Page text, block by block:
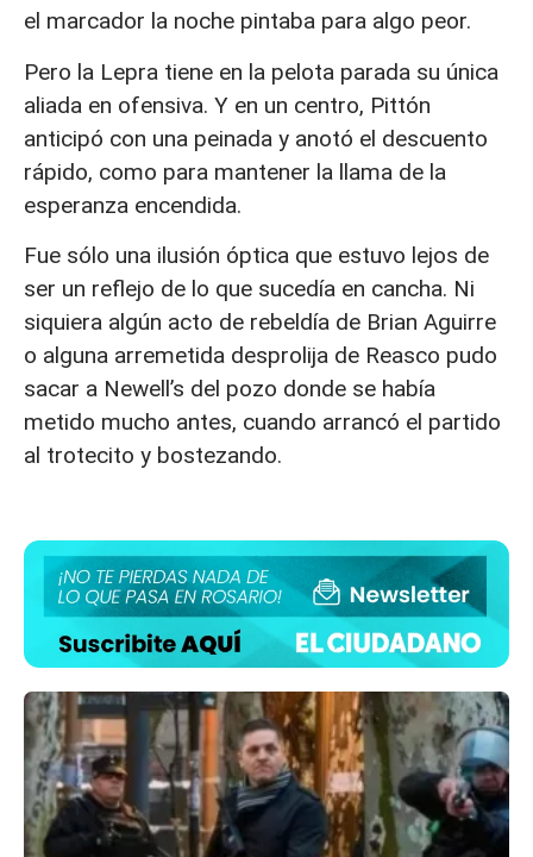
el marcador la noche pintaba para algo peor.
Pero la Lepra tiene en la pelota parada su única
aliada en ofensiva. Y en un centro, Pittón
anticipó con una peinada y anotó el descuento
rápido, como para mantener la llama de la
esperanza encendida.
Fue sólo una ilusión óptica que estuvo lejos de
ser un reflejo de lo que sucedía en cancha. Ni
siquiera algún acto de rebeldía de Brian Aguirre
o alguna arremetida desprolija de Reasco pudo
sacar a Newell’s del pozo donde se había
metido mucho antes, cuando arrancó el partido
al trotecito y bostezando.